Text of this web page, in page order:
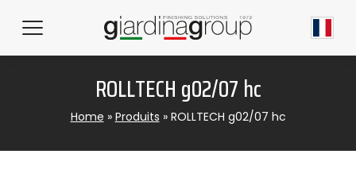
ROLLTECH g02/07 hc
Home » Produits » ROLLTECH g02/07 hc